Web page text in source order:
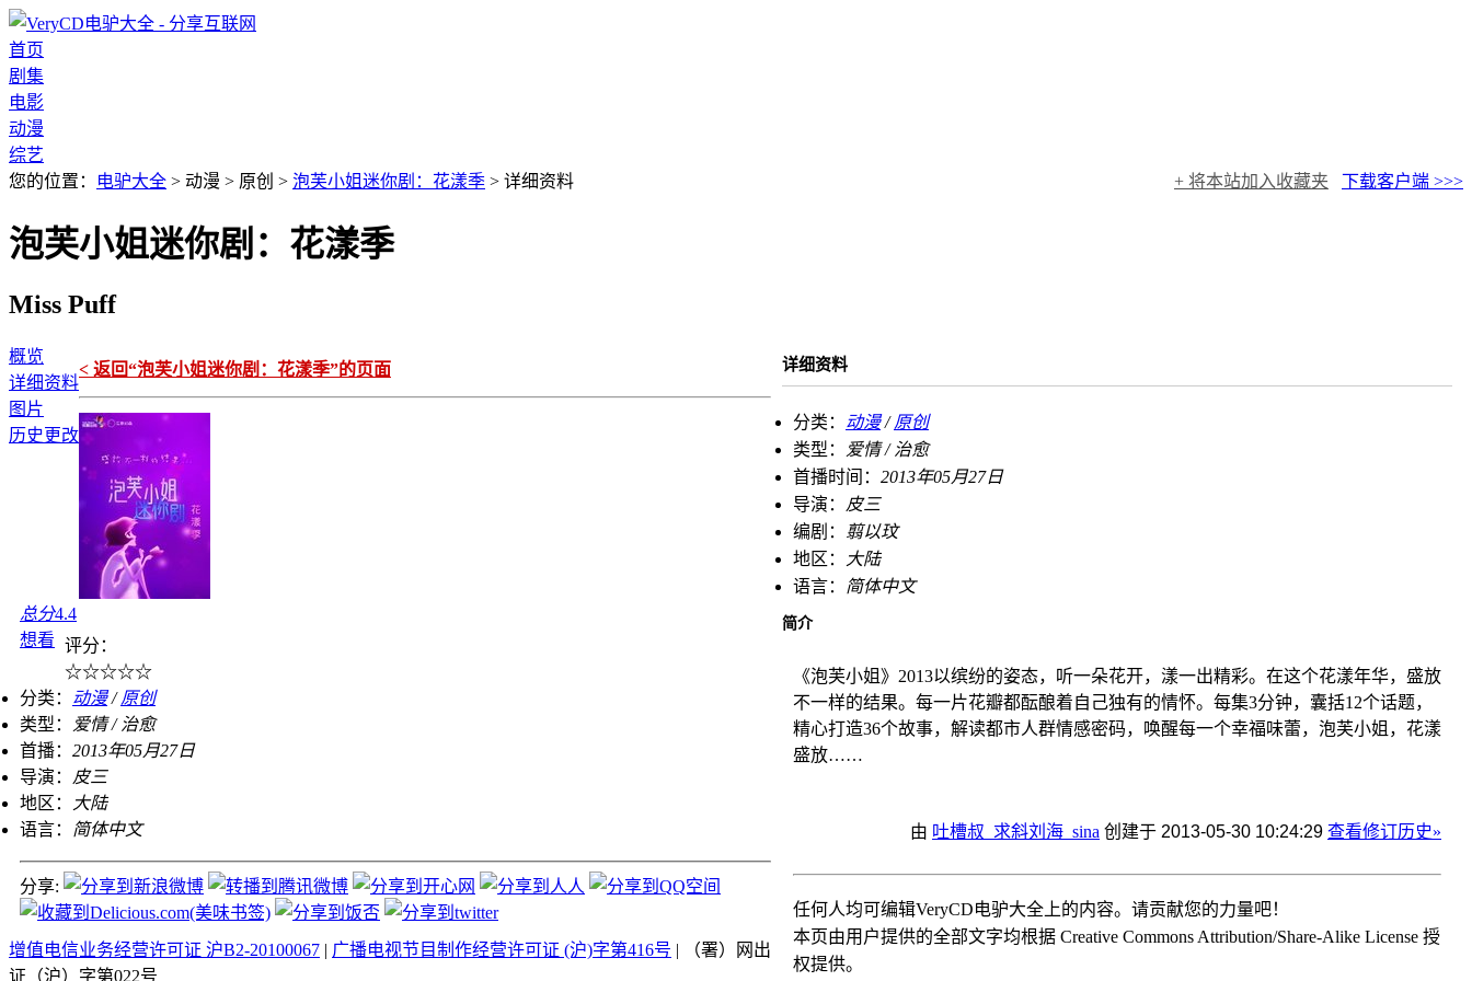
首页
剧集
电影
动漫
综艺
下载客户端 >>>
+ 将本站加入收藏夹
您的位置： 电驴大全 > 动漫 > 原创 > 泡芙小姐迷你剧：花漾季 > 详细资料
泡芙小姐迷你剧：花漾季
Miss Puff
概览
详细资料
图片
历史更改
详细资料
分类： 动漫/原创
类型：
爱情 / 治愈
首播时间： 2013年05月27日
导演： 皮三
编剧：
翦以玟
地区：
大陆
语言：
简体中文
简介
《泡芙小姐》2013以缤纷的姿态，听一朵花开，漾一出精彩。在这个花漾年华，盛放
不一样的结果。每一片花瓣都酝酿着自己独有的情怀。每集3分钟，囊括12个话题，
精心打造36个故事，解读都市人群情感密码，唤醒每一个幸福味蕾，泡芙小姐，花漾
盛放……
由 吐槽叔_求斜刘海_sina 创建于 2013-05-30 10:24:29 查看修订历史»
任何人均可编辑VeryCD电驴大全上的内容。请贡献您的力量吧！
本页由用户提供的全部文字均根据 Creative Commons Attribution/Share-Alike License 授
权提供。
< 返回“泡芙小姐迷你剧：花漾季”的页面
总分4.4
想看 评分：
☆☆☆☆☆
分类： 动漫/原创
类型：
爱情 / 治愈
首播： 2013年05月27日
导演： 皮三
地区：
大陆
语言：
简体中文
分享:
增值电信业务经营许可证 沪B2-20100067 | 广播电视节目制作经营许可证 (沪)字第416号 | （署）网出
证（沪）字第022号